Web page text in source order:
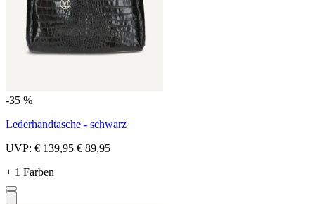
-35 %
Lederhandtasche - schwarz
UVP: € 139,95 € 89,95
+ 1 Farben